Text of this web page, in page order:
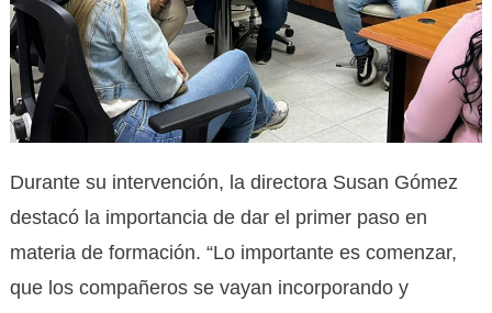
Durante su intervención, la directora Susan Gómez
destacó la importancia de dar el primer paso en
materia de formación. “Lo importante es comenzar,
que los compañeros se vayan incorporando y